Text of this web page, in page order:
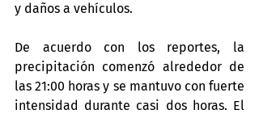
y daños a vehículos.
De acuerdo con los reportes, la
precipitación comenzó alrededor de
las 21:00 horas y se mantuvo con fuerte
intensidad durante casi dos horas. El